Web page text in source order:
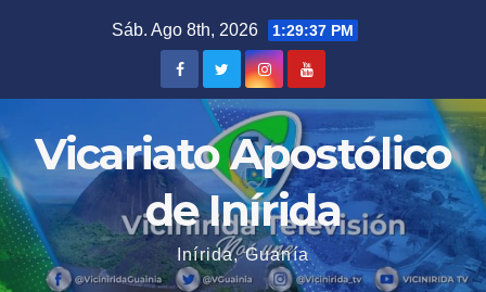
Sáb. Ago 8th, 2026 1:29:37 PM
Vicariato Apostólico
de Inírida
Inírida, Guanía